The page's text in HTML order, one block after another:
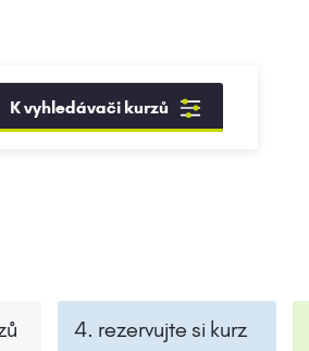
K vyhledávači kurzů
4. rezervujte si kurz